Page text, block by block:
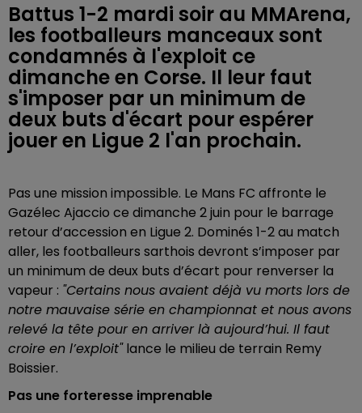
Battus 1-2 mardi soir au MMArena,
les footballeurs manceaux sont
condamnés à l'exploit ce
dimanche en Corse. Il leur faut
s'imposer par un minimum de
deux buts d'écart pour espérer
jouer en Ligue 2 l'an prochain.
Pas une mission impossible. Le Mans FC affronte le
Gazélec Ajaccio ce dimanche 2 juin pour le barrage
retour d’accession en Ligue 2. Dominés 1-2 au match
aller, les footballeurs sarthois devront s’imposer par
un minimum de deux buts d’écart pour renverser la
vapeur : "Certains nous avaient déjà vu morts lors de
notre mauvaise série en championnat et nous avons
relevé la tête pour en arriver là aujourd’hui. Il faut
croire en l’exploit"lance le milieu de terrain Remy
Boissier.
Pas une forteresse imprenable